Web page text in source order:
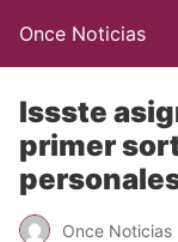
Once Noticias
Issste
primer
Once Noticias